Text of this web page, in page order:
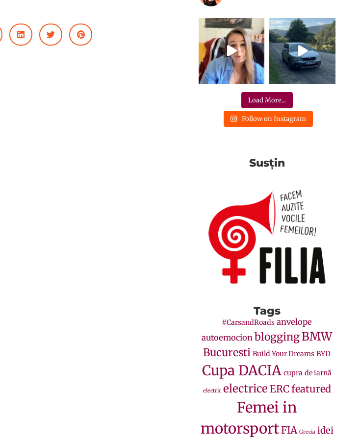
Load More...
Follow on Instagram
Susțin
Tags
#CarsandRoads anvelope
autoemocion bloggingBMW
Bucuresti Build Your Dreams BYD
Cupa DACIA cupra de iarnă
electric electrice ERCfeatured
Femei in
motorsportFIA Grecia idei